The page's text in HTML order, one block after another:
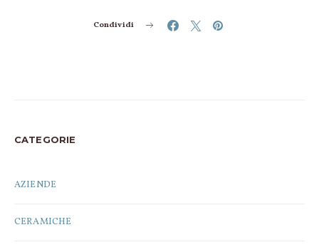
Condividi
CATEGORIE
AZIENDE
CERAMICHE